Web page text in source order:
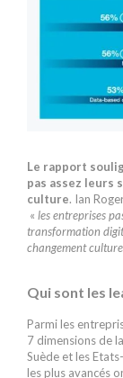
Le rapport
pas assez leurs
culture. Ian
« les entreprises
transformation
changement
Qui sont les
Parmi les
7 dimensions de
Suède et les
les plus avancés